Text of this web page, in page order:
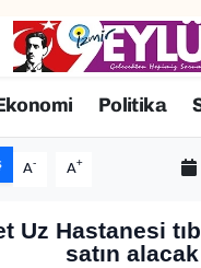
Politika
A- A+
Uz Hastanesi
satın alacak
Durumu
Puan Durumu ve Fikstür